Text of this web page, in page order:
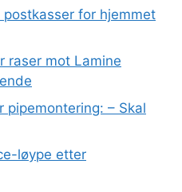
for hjemmet
raser mot Lamine
pipemontering: – Skal
løype etter